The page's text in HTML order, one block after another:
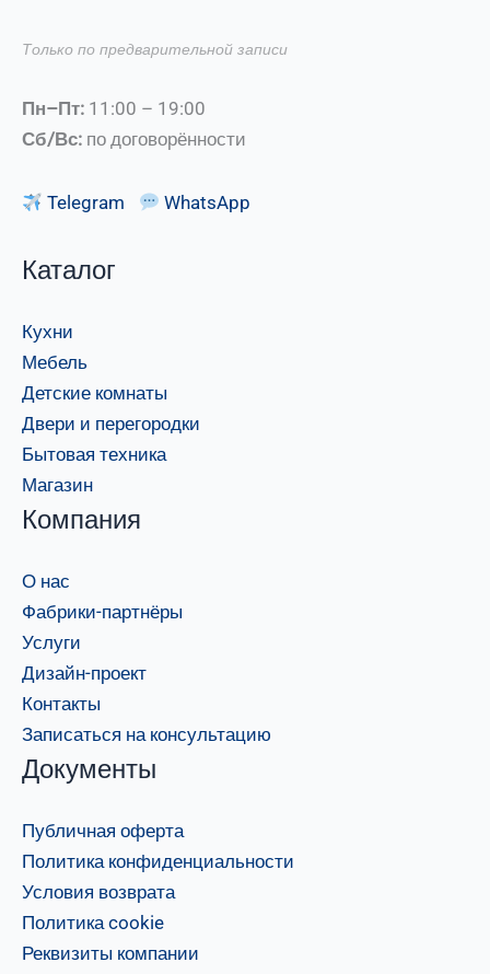
Только по предварительной записи
Пн–Пт: 11:00 – 19:00
Сб/Вс: по договорённости
Telegram WhatsApp
Каталог
Кухни
Мебель
Детские комнаты
Двери и перегородки
Бытовая техника
Магазин
Компания
О нас
Фабрики-партнёры
Услуги
Дизайн-проект
Контакты
Записаться на консультацию
Документы
Публичная оферта
Политика конфиденциальности
Условия возврата
Политика cookie
Реквизиты компании